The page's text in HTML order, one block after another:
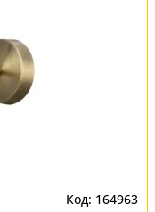
164963